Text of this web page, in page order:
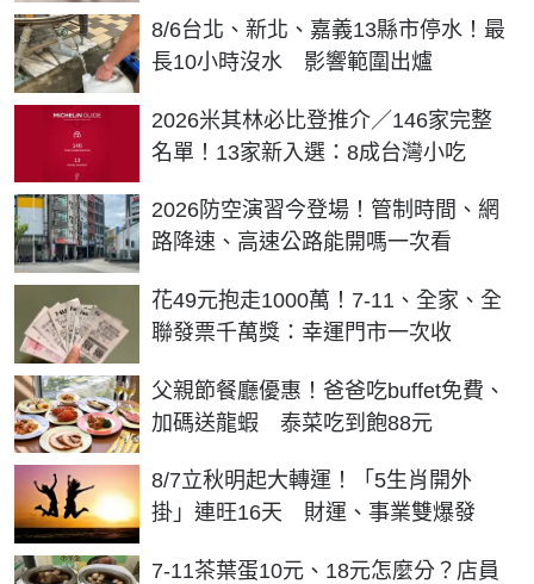
8/6台北、新北、嘉義13縣市停水！最
長10小時沒水 影響範圍出爐
2026米其林必比登推介／146家完整
名單！13家新入選：8成台灣小吃
2026防空演習今登場！管制時間、網
路降速、高速公路能開嗎一次看
花49元抱走1000萬！7-11、全家、全
聯發票千萬獎：幸運門市一次收
父親節餐廳優惠！爸爸吃buffet免費、
加碼送龍蝦 泰菜吃到飽88元
8/7立秋明起大轉運！「5生肖開外
掛」連旺16天 財運、事業雙爆發
7-11茶葉蛋10元、18元怎麼分？店員